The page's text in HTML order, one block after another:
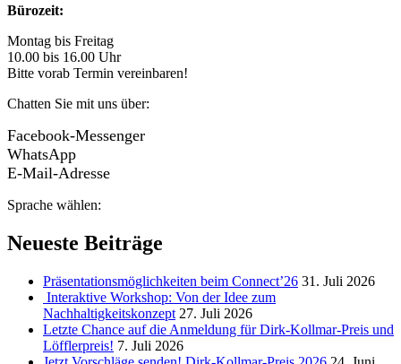
Bürozeit:
Montag bis Freitag
10.00 bis 16.00 Uhr
Bitte vorab Termin vereinbaren!
Chatten Sie mit uns über:
Facebook-Messenger
WhatsApp
E-Mail-Adresse
Sprache wählen:
Neueste Beiträge
Präsentationsmöglichkeiten beim Connect’26 31. Juli 2026
Interaktive Workshop: Von der Idee zum
Nachhaltigkeitskonzept 27. Juli 2026
Letzte Chance auf die Anmeldung für Dirk-Kollmar-Preis und
Löfflerpreis! 7. Juli 2026